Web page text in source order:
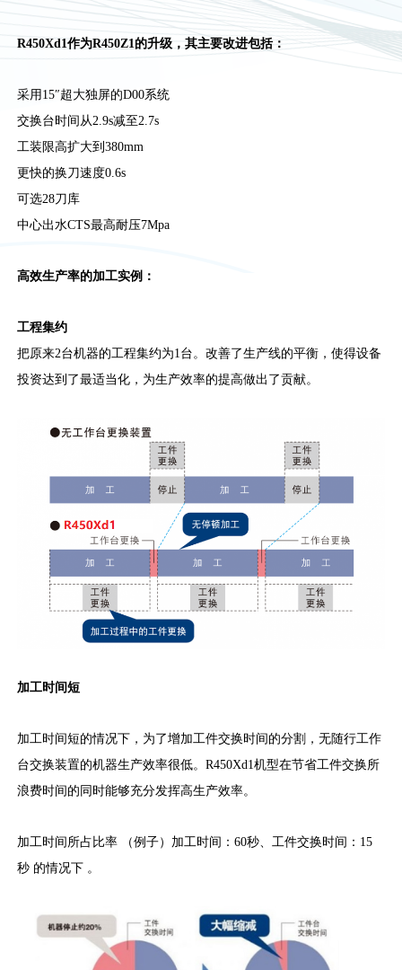
R450Xd1作为R450Z1的升级，其主要改进包括：
采用15″超大独屏的D00系统
交换台时间从2.9s减至2.7s
工装限高扩大到380mm
更快的换刀速度0.6s
可选28刀库
中心出水CTS最高耐压7Mpa
高效生产率的加工实例：
工程集约
把原来2台机器的工程集约为1台。改善了生产线的平衡，使得设备
投资达到了最适当化，为生产效率的提高做出了贡献。
加工时间短
加工时间短的情况下，为了增加工件交换时间的分割，无随行工作
台交换装置的机器生产效率很低。R450Xd1机型在节省工件交换所
浪费时间的同时能够充分发挥高生产效率。
加工时间所占比率 （例子）加工时间：60秒、工件交换时间：15
秒 的情况下 。